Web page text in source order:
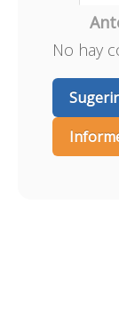
No hay